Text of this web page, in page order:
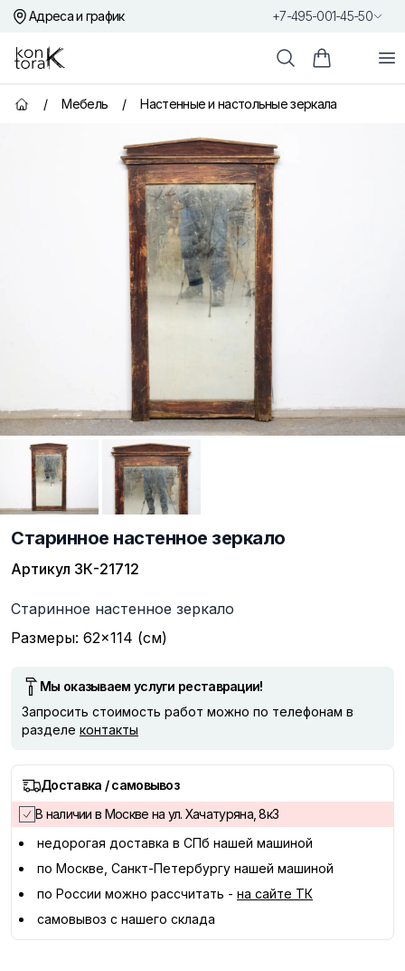
Адреса и график +7-495-001-45-50
Контора К
ПоискКорзина
Главная страница
/ Мебель / Настенные и настольные зеркала
Старинное настенное зеркало
Артикул ЗК-21712
Описание
Старинное настенное зеркало
Размеры: 62×114 (см)
Мы оказываем услуги реставрации!
Запросить стоимость работ можно по телефонам в
разделе контакты
Доставка / самовывоз
В наличии в Москве на ул. Хачатуряна, 8к3
недорогая доставка в СПб нашей машиной
по Москве, Санкт-Петербургу нашей машиной
по России можно рассчитать - на сайте ТК
самовывоз с нашего склада